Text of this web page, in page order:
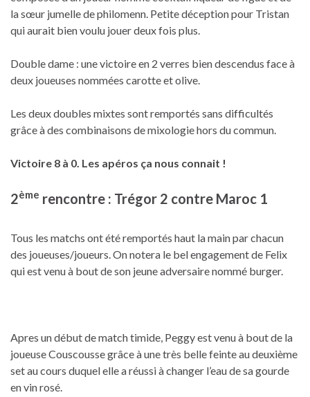
la sœur jumelle de philomenn. Petite déception pour Tristan
qui aurait bien voulu jouer deux fois plus.
Double dame : une victoire en 2 verres bien descendus face à
deux joueuses nommées carotte et olive.
Les deux doubles mixtes sont remportés sans difficultés
grâce à des combinaisons de mixologie hors du commun.
Victoire 8 à 0. Les apéros ça nous connait !
2ème rencontre : Trégor 2 contre Maroc 1
Tous les matchs ont été remportés haut la main par chacun
des joueuses/joueurs. On notera le bel engagement de Felix
qui est venu à bout de son jeune adversaire nommé burger.
Apres un début de match timide, Peggy est venu à bout de la
joueuse Couscousse grâce à une très belle feinte au deuxième
set au cours duquel elle a réussi à changer l’eau de sa gourde
en vin rosé.